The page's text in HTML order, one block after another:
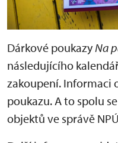
Dárkové poukazyNa
následujícího
zakoupení. Informaci
poukazu. A to spolu se
objektů ve správě